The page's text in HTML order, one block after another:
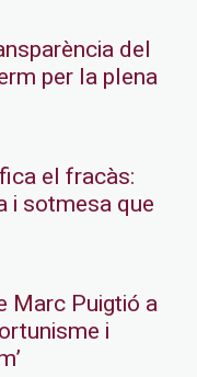
del
per la plena
el fracàs:
i sotmesa que
Marc Puigtió a
i